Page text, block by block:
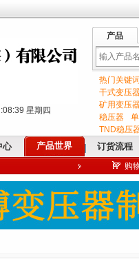
星期四
产品
输热门关键
干式变压
矿用变压
稳压器
TND稳压
心 产品世界 订货流程
购